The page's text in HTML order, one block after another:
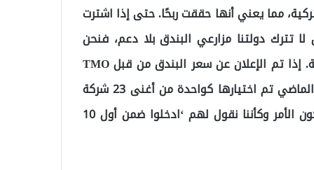
البندق بـ50 ليرة تركية وباعته بـ125 ليرة تركية، مما يعني أنها حققت ربحًا. حتى إذا اشترت
نأمل أن لا تترك دولتنا مزارعي البندق بلا دعم، فنحن
مكلفون بنقل مشاكل مزارعينا إلى المسؤولين في الدولة. إذا تم الإعلان عن سعر البندق من قبل TMO
بـ120 ليرة تركية، فإن الشركة التي اشترت البندق العام الماضي تم اختيارها كواحدة من أغنى 23 شركة
في العالم. إذا تم ارتكاب نفس الخطأ مرة أخرى، فسيكون الأمر وكأننا نقول لهم ‘ادخلوا ضمن أول 10